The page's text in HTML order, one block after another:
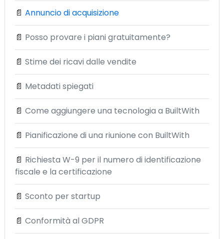
📄 Annuncio di acquisizione
📄 Posso provare i piani gratuitamente?
📄 Stime dei ricavi dalle vendite
📄 Metadati spiegati
📄 Come aggiungere una tecnologia a BuiltWith
📄 Pianificazione di una riunione con BuiltWith
📄 Richiesta W-9 per il numero di identificazione
fiscale e la certificazione
📄 Sconto per startup
📄 Conformità al GDPR